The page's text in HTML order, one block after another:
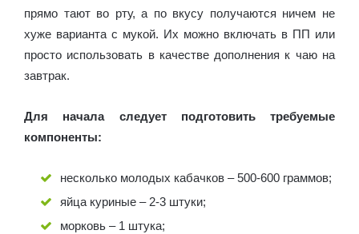
прямо тают во рту, а по вкусу получаются ничем не
хуже варианта с мукой. Их можно включать в ПП или
просто использовать в качестве дополнения к чаю на
завтрак.
Для начала следует подготовить требуемые
компоненты:
несколько молодых кабачков – 500-600 граммов;
яйца куриные – 2-3 штуки;
морковь – 1 штука;